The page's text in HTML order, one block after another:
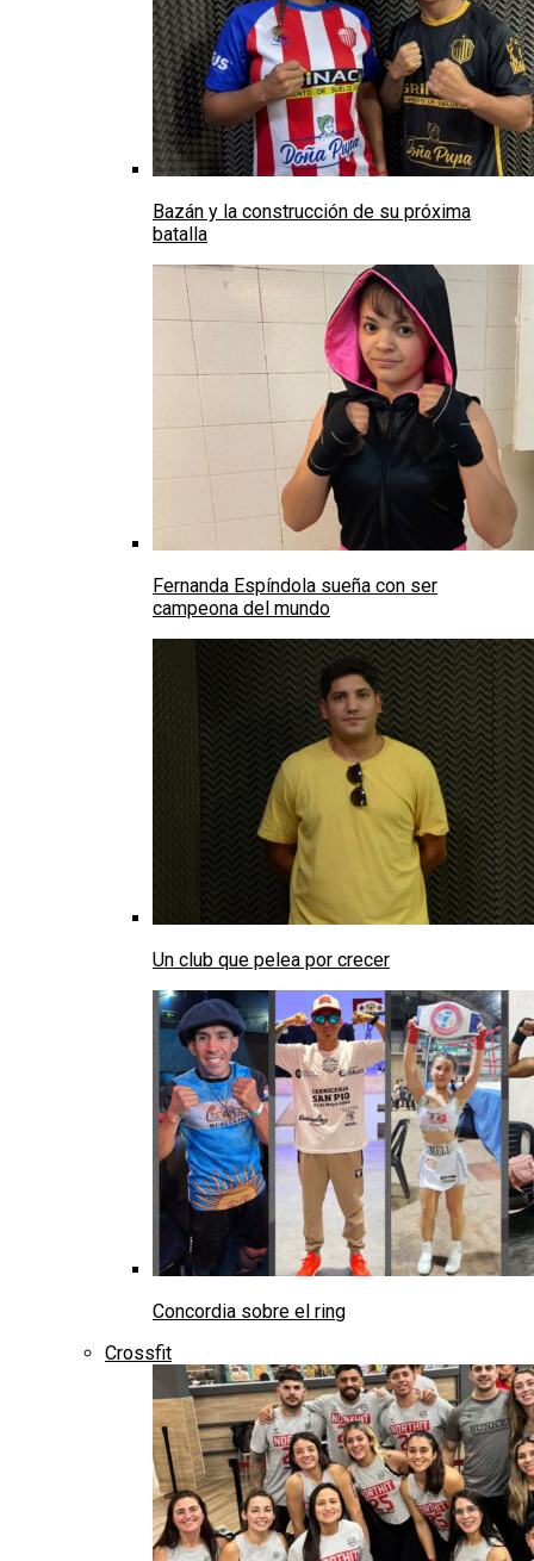
Bazán y la construcción de su próxima
batalla
Fernanda Espíndola sueña con ser
campeona del mundo
Un club que pelea por crecer
Concordia sobre el ring
Crossfit